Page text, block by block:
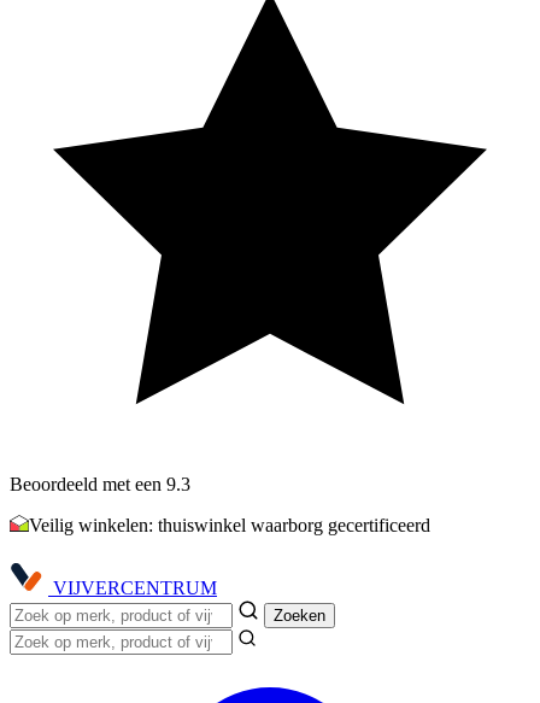
Beoordeeld met een 9.3
Veilig winkelen: thuiswinkel waarborg gecertificeerd
VIJVERCENTRUM
Zoeken